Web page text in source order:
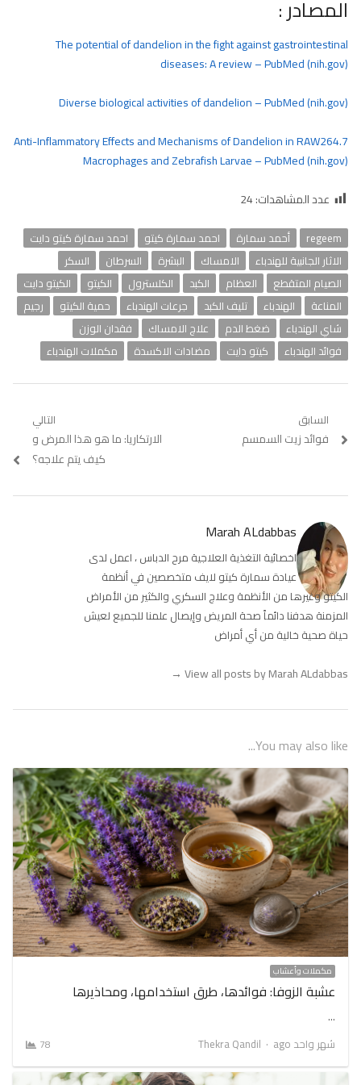
المصادر :
The potential of dandelion in the fight against gastrointestinal
diseases: A review – PubMed (nih.gov)
Diverse biological activities of dandelion – PubMed (nih.gov)
Anti-Inflammatory Effects and Mechanisms of Dandelion in RAW264.7
Macrophages and Zebrafish Larvae – PubMed (nih.gov)
عدد المشاهدات:24
regeem أحمد سمارة احمد سمارة كيتو
احمد سمارة كيتو دايت
الاثار الجانبية للهندباء
الامساك البشرة السرطان
السكر
الصيام المتقطع
العظام الكبد الكلسترول الكيتو
الكيتو دايت
المناعة
الهندباء تليف الكبد جرعات الهندباء حمية الكيتو
رجيم
شاي الهندباء
ضغط الدم علاج الامساك
فقدان الوزن
فوائد الهندباء
كيتو دايت مضادات الاكسدة مكملات الهندباء
تصفّح
المقالات
السابق
Previous
فوائد زيت السمسم
التالي
Next
الارتكاريا: ما هو هذا المرض و
كيف يتم علاجه؟
Marah ALdabbas
اخصائية التغذية العلاجية مرح الدباس ، اعمل لدى
عيادة سمارة كيتو لايف متخصصين في أنظمة
الكيتو وغيرها من الأنظمة وعلاج السكري والكثير من الأمراض
المزمنة هدفنا دائماً صحة المريض وإيصال علمنا للجميع لعيش
حياة صحية خالية من أي أمراض
View all posts by Marah ALdabbas
→
You may also like...
مكملات وأعشاب
عشبة الزوفا: فوائدها، طرق استخدامها، ومحاذيرها
…
شهر واحد ago
Author
Thekra Qandil
78